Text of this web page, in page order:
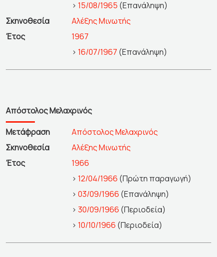
> 15/08/1965 (Επανάληψη)
Σκηνοθεσία
Αλέξης Μινωτής
Έτος
1967
> 16/07/1967 (Επανάληψη)
Απόστολος Μελαχρινός
Μετάφραση
Απόστολος Μελαχρινός
Σκηνοθεσία
Αλέξης Μινωτής
Έτος
1966
> 12/04/1966 (Πρώτη παραγωγή)
> 03/09/1966 (Επανάληψη)
> 30/09/1966 (Περιοδεία)
> 10/10/1966 (Περιοδεία)